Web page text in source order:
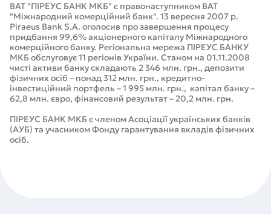
ВАТ "ПІРЕУС БАНК МКБ" є правонаступником ВАТ
"Міжнародний комерційний банк". 13 вересня 2007 р.
Piraeus Bank S.A. оголосив про завершення процесу
придбання 99,6% акціонерного капіталу Міжнародного
комерційного банку. Регіональна мережа ПІРЕУС БАНКУ
МКБ обслуговує 11 регіонів України. Станом на 01.11.2008
чисті активи банку складають 2 346 млн. грн., депозити
фізичних осіб – понад 312 млн. грн., кредитно-
інвестиційний портфель – 1 995 млн. грн., капітал банку –
62,8 млн. євро, фінансовий результат – 20,2 млн. грн.
ПІРЕУС БАНК МКБ є членом Асоціації українських банків
(АУБ) та учасником Фонду гарантування вкладів фізичних
осіб.